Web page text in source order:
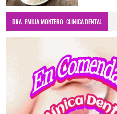
DRA. EMILIA MONTERO, CLINICA DENTAL